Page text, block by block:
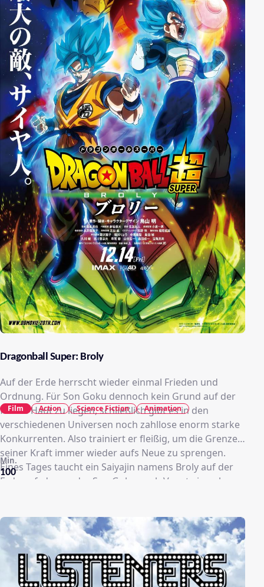
gewaltigen Schlacht treffen die zwei willensstarken
Mächte aufeinander.
Dragonball Super: Broly
Auf der Erde herrscht wieder einmal Frieden und
Ordnung. Für Son Goku dennoch kein Grund auf der
faulen Haut zu liegen, schließlich gibt es in den
verschiedenen Universen noch zahllose enorm starke
Konkurrenten. Also trainiert er fleißig, um die Grenzen
seiner Kraft immer wieder aufs Neue zu sprengen.
Eines Tages taucht ein Saiyajin namens Broly auf der
Erde auf, den weder Son Goku noch Vegeta jemals
Zerstörung des Planeten Vegeta durch Freezer
vollständig ausgelöscht worden sein? Diese
Begegnung sowie die schicksalhafte Geschichte der
Saiyajin ist der Beginn einer neuen, gewaltigen
Schlacht ...
100
Min.
Film Action Science Fiction Animation